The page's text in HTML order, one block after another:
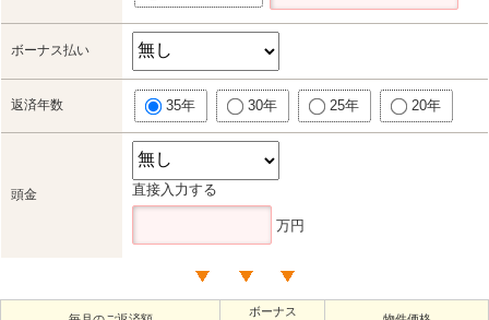
ボーナス払い
返済年数 35年 30年 25年 20年
頭金 直接入力する
万円
ボーナス